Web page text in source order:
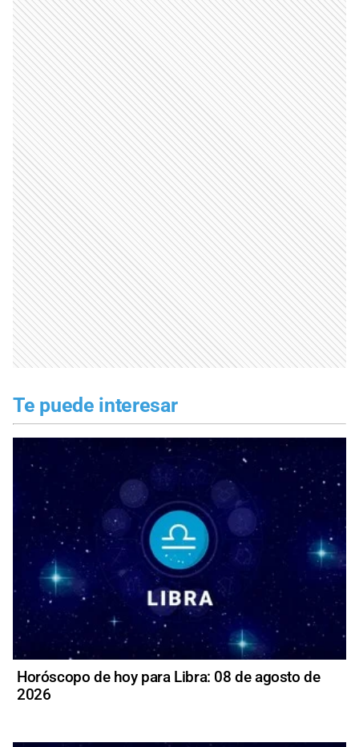
Te puede interesar
Horóscopo de hoy para Libra: 08 de agosto de
2026